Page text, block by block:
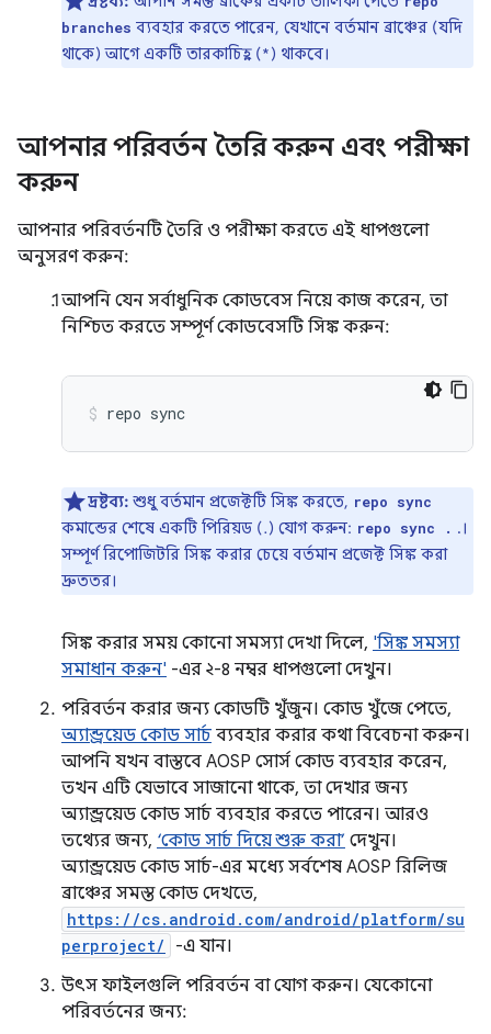
branches ব্যবহার করতে পারেন, যেখানে বর্তমান ব্রাঞ্চের (যদি
থাকে) আগে একটি তারকাচিহ্ন (*) থাকবে।
আপনার পরিবর্তন তৈরি করুন এবং পরীক্ষা
করুন
আপনার পরিবর্তনটি তৈরি ও পরীক্ষা করতে এই ধাপগুলো
অনুসরণ করুন:
আপনি যেন সর্বাধুনিক কোডবেস নিয়ে কাজ করেন, তা
নিশ্চিত করতে সম্পূর্ণ কোডবেসটি সিঙ্ক করুন:
repo sync
দ্রষ্টব্য: শুধু বর্তমান প্রজেক্টটি সিঙ্ক করতে, repo sync
কমান্ডের শেষে একটি পিরিয়ড (.) যোগ করুন: repo sync . .।
সম্পূর্ণ রিপোজিটরি সিঙ্ক করার চেয়ে বর্তমান প্রজেক্ট সিঙ্ক করা
দ্রুততর।
সিঙ্ক করার সময় কোনো সমস্যা দেখা দিলে, 'সিঙ্ক সমস্যা
সমাধান করুন' -এর ২-৪ নম্বর ধাপগুলো দেখুন।
পরিবর্তন করার জন্য কোডটি খুঁজুন। কোড খুঁজে পেতে,
অ্যান্ড্রয়েড কোড সার্চ ব্যবহার করার কথা বিবেচনা করুন।
আপনি যখন বাস্তবে AOSP সোর্স কোড ব্যবহার করেন,
তখন এটি যেভাবে সাজানো থাকে, তা দেখার জন্য
অ্যান্ড্রয়েড কোড সার্চ ব্যবহার করতে পারেন। আরও
তথ্যের জন্য, ‘কোড সার্চ দিয়ে শুরু করা’ দেখুন।
অ্যান্ড্রয়েড কোড সার্চ-এর মধ্যে সর্বশেষ AOSP রিলিজ
ব্রাঞ্চের সমস্ত কোড দেখতে,
https://cs.android.com/android/platform/su
perproject/
-এ যান।
উৎস ফাইলগুলি পরিবর্তন বা যোগ করুন। যেকোনো
পরিবর্তনের জন্য: